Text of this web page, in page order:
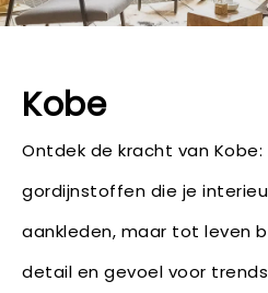
Kobe
Ontdek de kracht van
gordijnstoffen die je
aankleden, maar tot leven
detail en gevoel voor